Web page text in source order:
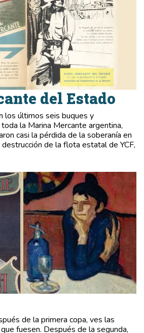
del Estado
los últimos seis buques y
la Marina Mercante argentina,
casi la pérdida de la soberanía en
de la flota estatal de YCF,
de la primera copa, ves las
fuesen. Después de la segunda,